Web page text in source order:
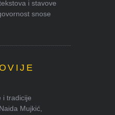
i stavove
snose
i tradicije
Mujkić,